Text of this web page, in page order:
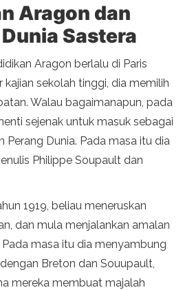
Aragon dan
Sastera
Aragon berlalu di Paris
kajian sekolah tinggi, dia memilih
Walau bagaimanapun, pada
sejenak untuk masuk sebagai
Perang Dunia. Pada masa itu dia
Philippe Soupault dan
1919, beliau meneruskan
dan mula menjalankan amalan
masa itu dia menyambung
Breton dan Souupault,
mereka membuat majalah